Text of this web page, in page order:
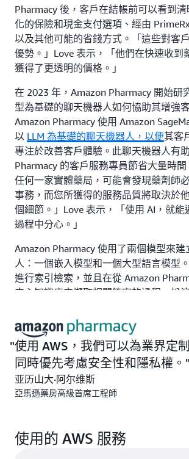
Pharmacy 後，客戶在結帳前可以看到
化的保險和現金支付選項、經由
以及其他可能的省錢方式。「這些對客
優勢。」Love 表示，「他們在快速收到
獲得了更透明的價格。」
在 2023 年，Amazon Pharmacy 開始研
型為基礎的聊天機器人如何協助其增強
Amazon Pharmacy 使用 Amazon
以 LLM 為基礎的聊天機器人，以便其客
專注於改善客戶體驗。此聊天機器人有
Pharmacy 的客戶服務專員節省大量時
任何一家實體藥局，可能會發現藥劑師
事務，而您所獲得的服務品質將取決於
個細節。」Love 表示，「使用 AI，就能
過程中分心。」
Amazon Pharmacy 使用了兩個模型來
人：一個嵌入模型和一個大型語言模型
進行索引檢索，並且在從 Amazon
中心知識庫中擷取相關答案的過程，扮
實驗不同模型，這是一個具有基礎模型
建的 ML 解決方案，只需點擊幾下即可
心。使用 Amazon SageMaker
Pharmacy 開發團隊減少了數個月的工作
要從頭開始訓練模型。
的服務，提供主要 AI 公司的高效能基礎
組織建構具有安全性、隱私和負責任的
使用 AWS，我們可以為業界定
同時優先考慮安全性和隱私權。
亚历山大·阿尔维斯
亞馬遜藥房高級首席工程師
使用的 AWS 服務